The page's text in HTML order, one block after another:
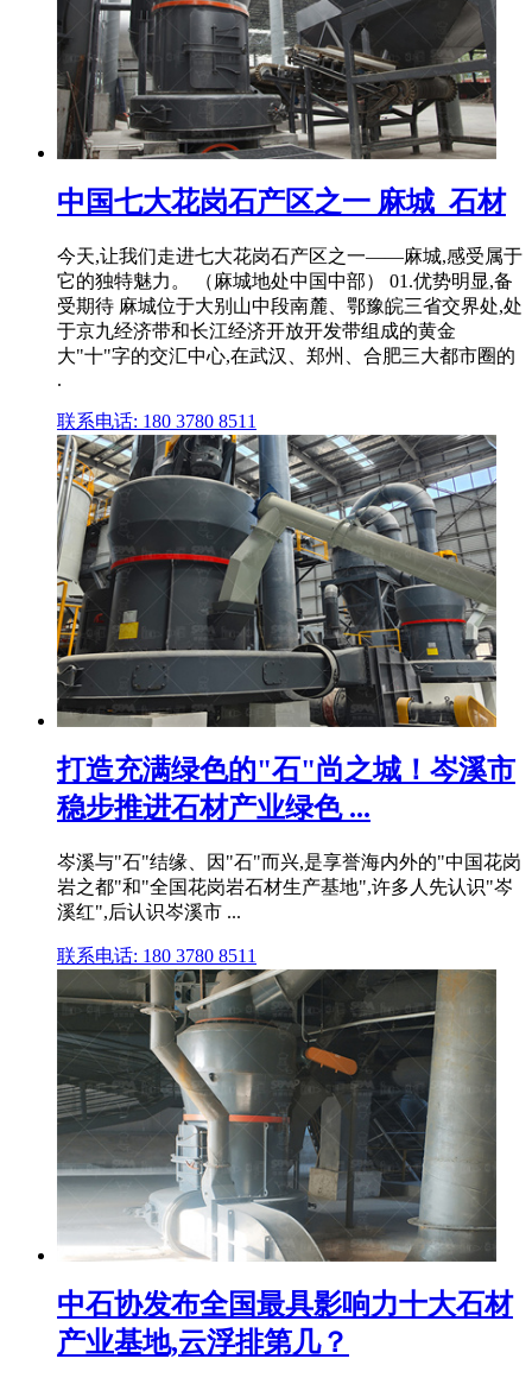
中国七大花岗石产区之一 麻城_石材
今天,让我们走进七大花岗石产区之一——麻城,感受属于
它的独特魅力。 （麻城地处中国中部） 01.优势明显,备
受期待 麻城位于大别山中段南麓、鄂豫皖三省交界处,处
于京九经济带和长江经济开放开发带组成的黄金
大"十"字的交汇中心,在武汉、郑州、合肥三大都市圈的
.
联系电话: 180 3780 8511
打造充满绿色的"石"尚之城！岑溪市
稳步推进石材产业绿色 ...
岑溪与"石"结缘、因"石"而兴,是享誉海内外的"中国花岗
岩之都"和"全国花岗岩石材生产基地",许多人先认识"岑
溪红",后认识岑溪市 ...
联系电话: 180 3780 8511
中石协发布全国最具影响力十大石材
产业基地,云浮排第几？